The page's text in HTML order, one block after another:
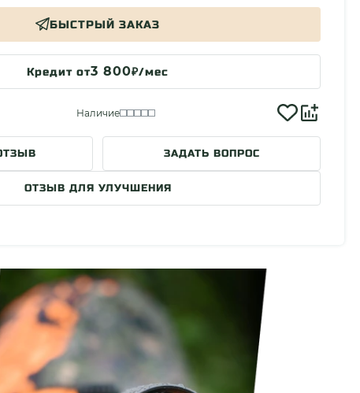
БЫСТРЫЙ ЗАКАЗ
Кредит от3 800₽/мес
Наличие
ЗАДАТЬ ВОПРОС
ОТЗЫВ ДЛЯ УЛУЧШЕНИЯ